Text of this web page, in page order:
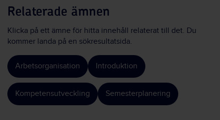
Relaterade ämnen
Klicka på ett ämne för hitta innehåll relaterat till det. Du
kommer landa på en sökresultatsida.
Arbetsorganisation Introduktion
Kompetensutveckling Semesterplanering